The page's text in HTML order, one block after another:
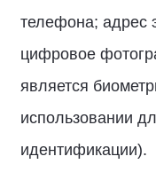
телефона; адрес
цифровое
является
использовании
идентификации).